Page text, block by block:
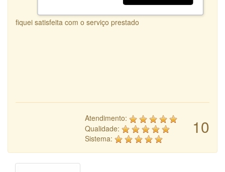
fiquei satisfeita com o serviço prestado
10
Atendimento:
Qualidade:
Sistema: